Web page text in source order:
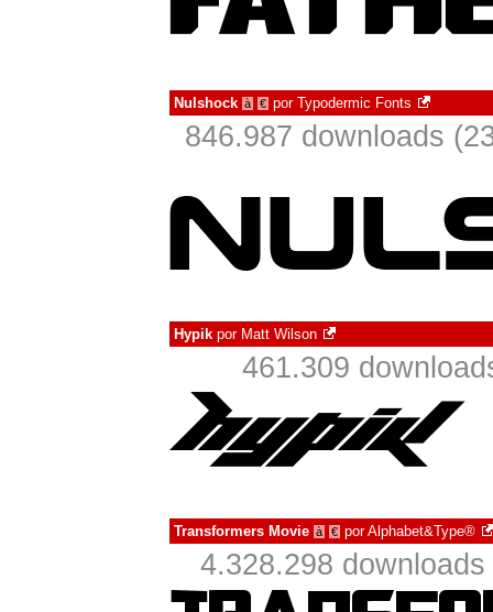
Nulshock à € por Typodermic Fonts
846.987 downloads
Hypik por Matt Wilson
461.309
Transformers Movie à € porAlphabet&Type®
4.328.298